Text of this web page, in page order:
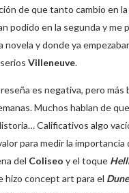
de que tanto cambio en
podido en la segunda y
novela y donde ya
Villeneuve.
es negativa, pero
Muchos hablan de
Calificativos algo
para medir la
del Coliseo y el toque
hizo concept art para el Dune